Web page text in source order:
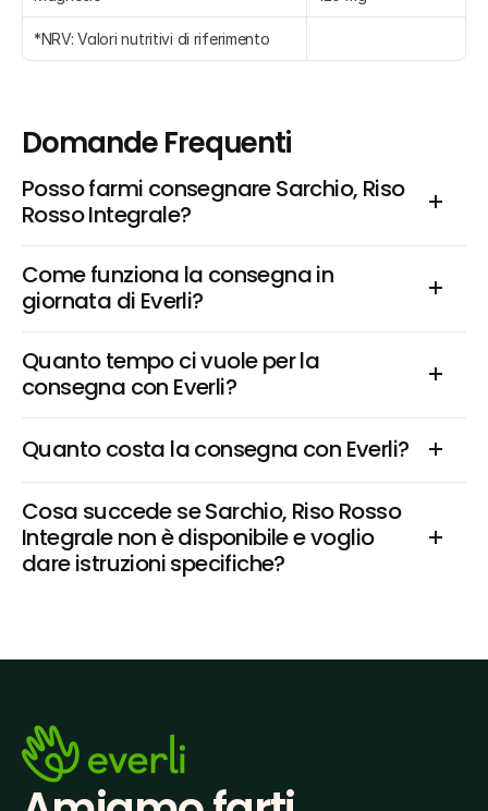
*NRV: Valori nutritivi di riferimento
Domande Frequenti
Posso farmi consegnare Sarchio, Riso
Rosso Integrale?
Come funziona la consegna in
giornata di Everli?
Quanto tempo ci vuole per la
consegna con Everli?
Quanto costa la consegna con Everli?
Cosa succede se Sarchio, Riso Rosso
Integrale non è disponibile e voglio
dare istruzioni specifiche?